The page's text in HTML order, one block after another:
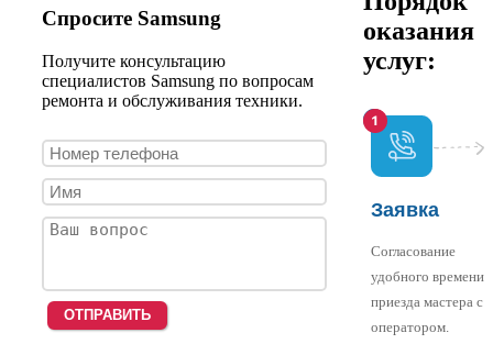
Спросите Samsung
Получите консультацию
специалистов Samsung по вопросам
ремонта и обслуживания техники.
оказания
услуг:
Заявка
Согласование
удобного времени
приезда мастера с
оператором.